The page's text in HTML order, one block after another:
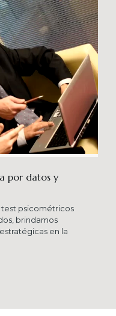
por datos y
test psicométricos
brindamos
en la